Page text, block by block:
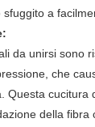
a
da unirsi sono
che
Questa
della fibra